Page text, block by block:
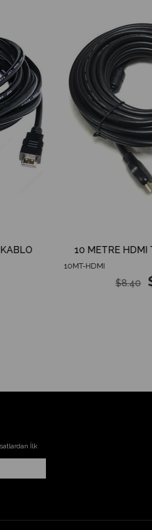
10 METRE HDMI
10MT-HDMI
$8.40
İlk